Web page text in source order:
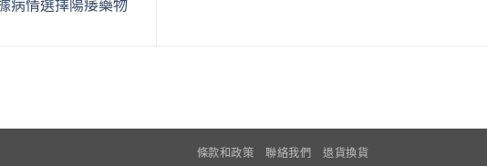
病情選擇陽痿藥物
條款和政策 聯絡我們 退貨換貨